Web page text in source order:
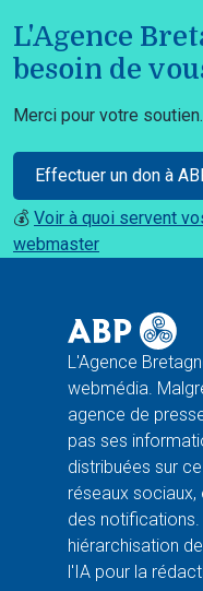
L'Agence
besoin de
Merci pour votre soutien.
Effectuer un don à
💰 Voir à quoi servent
webmaster
L'Agence
webmédia.
agence de
pas ses
distribuées sur
réseaux
des notifications.
hiérarchisation
l'IA pour la